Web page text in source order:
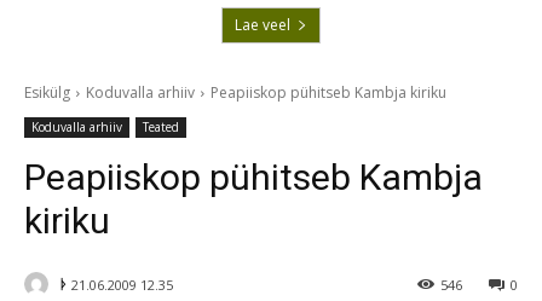
Lae veel
Esikülg Koduvalla arhiiv Peapiiskop pühitseb Kambja kiriku
Koduvalla arhiiv Teated
Peapiiskop pühitseb Kambja
kiriku
ᚦ 0
21.06.2009 12.35 546